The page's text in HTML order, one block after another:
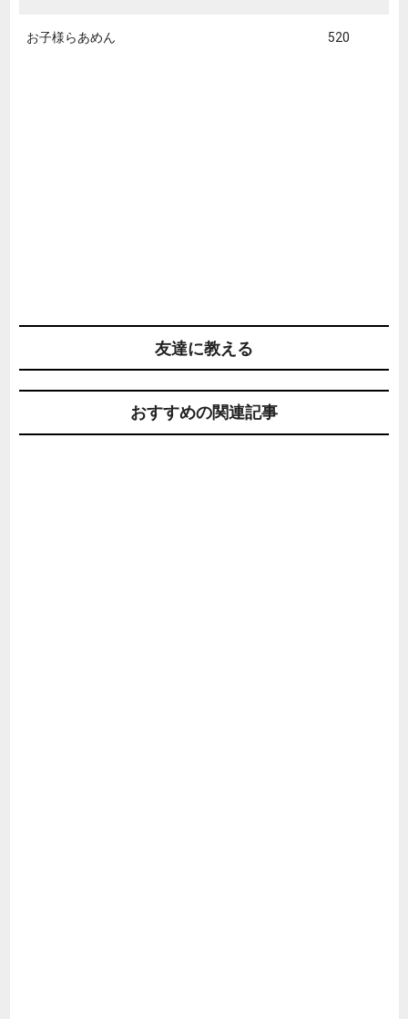
お子様らあめん 520
友達に教える
おすすめの関連記事